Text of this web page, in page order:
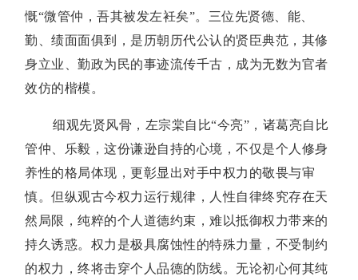
慨“微管仲，吾其被发左衽矣”。三位先贤德、能、
勤、绩面面俱到，是历朝历代公认的贤臣典范，其修
身立业、勤政为民的事迹流传千古，成为无数为官者
效仿的楷模。
细观先贤风骨，左宗棠自比“今亮”，诸葛亮自比
管仲、乐毅，这份谦逊自持的心境，不仅是个人修身
养性的格局体现，更彰显出对手中权力的敬畏与审
慎。但纵观古今权力运行规律，人性自律终究存在天
然局限，纯粹的个人道德约束，难以抵御权力带来的
持久诱惑。权力是极具腐蚀性的特殊力量，不受制约
的权力，终将击穿个人品德的防线。无论初心何其纯